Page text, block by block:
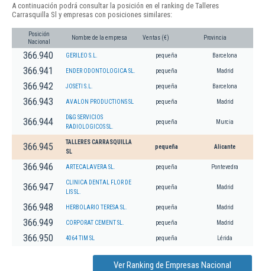
A continuación podrá consultar la posición en el ranking de Talleres
Carrasquilla Sl y empresas con posiciones similares:
Posición
Nacional
Nombre de la empresa Ventas (€) Provincia
366.940 GERILEO S.L. pequeña Barcelona
366.941 ENDER ODONTOLOGICA SL. pequeña Madrid
366.942 JOSETI S.L. pequeña Barcelona
366.943 AVALON PRODUCTIONS SL pequeña Madrid
366.944
D&G SERVICIOS
RADIOLOGICOS SL.
pequeña Murcia
366.945
TALLERES CARRASQUILLA
SL
pequeña Alicante
366.946 ARTECALAVERA SL. pequeña Pontevedra
366.947
CLINICA DENTAL FLOR DE
LIS SL.
pequeña Madrid
366.948 HERBOLARIO TERESA SL. pequeña Madrid
366.949 CORPORAT CEMENT SL. pequeña Madrid
366.950 4064 TIM SL pequeña Lérida
Ver Ranking de Empresas Nacional